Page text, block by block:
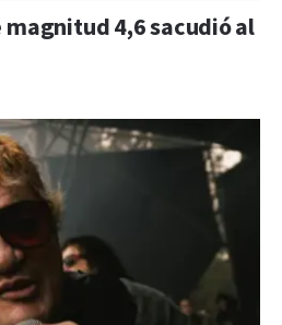
4,6 sacudió al